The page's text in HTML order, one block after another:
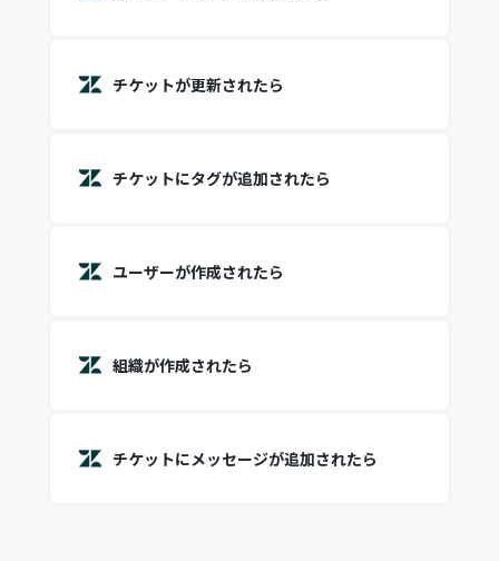
チケットが更新されたら
チケットにタグが追加されたら
ユーザーが作成されたら
組織が作成されたら
チケットにメッセージが追加されたら